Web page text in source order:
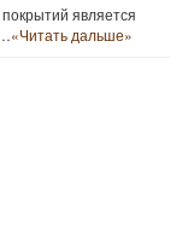
является
«Читать дальше»